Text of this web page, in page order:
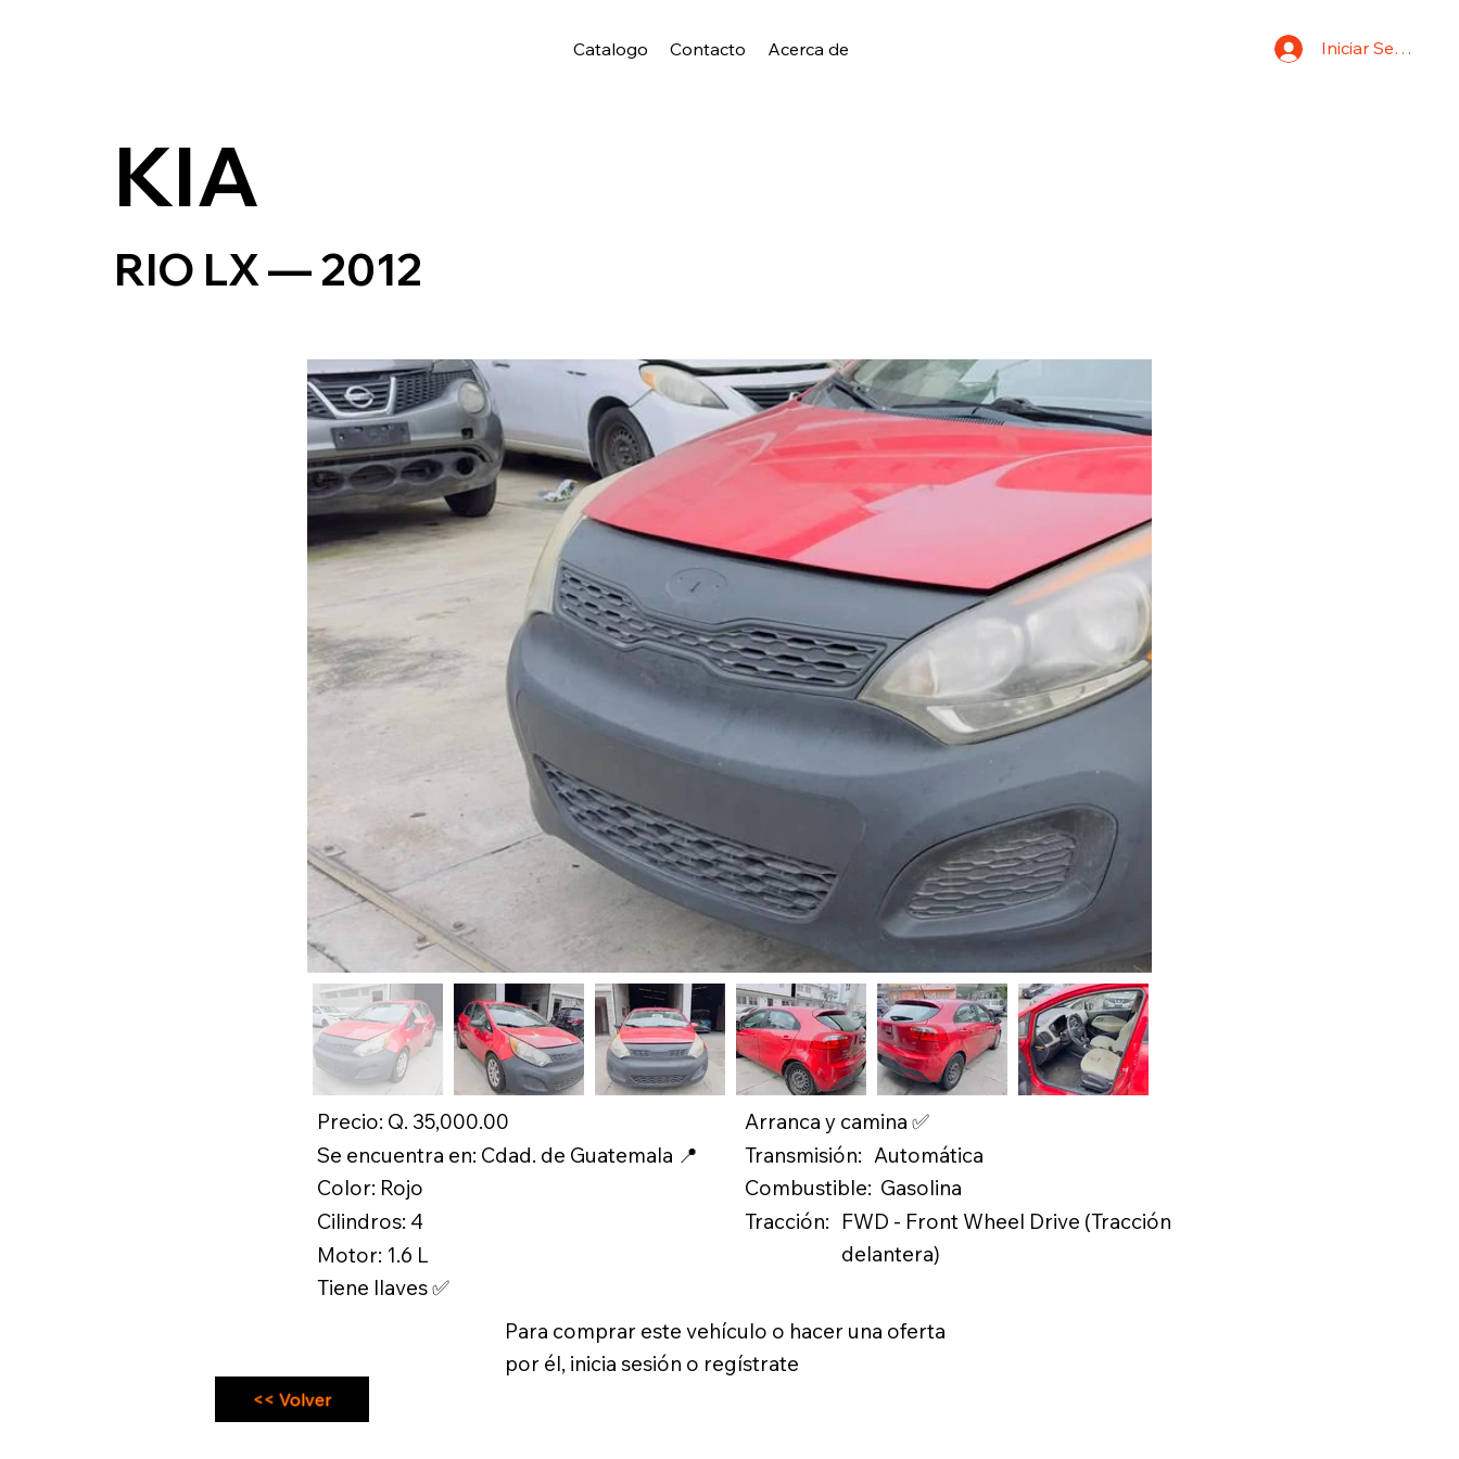
Iniciar Sesión
Catalogo Contacto Acerca de
Color: Rojo
Motor: 1.6 L
Transmisión:
Combustible:
Tracción:
Automática
FWD - Front Wheel Drive (Tracción
delantera)
Gasolina
Tiene llaves ✅
Arranca y camina ✅
Precio: Q. 35,000.00
Se encuentra en: Cdad. de Guatemala 📍
Cilindros: 4
<< Volver
Para comprar este vehículo o hacer una oferta
por él, inicia sesión o regístrate
KIA
RIO LX — 2012